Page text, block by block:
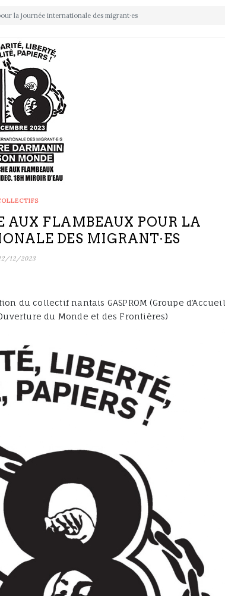
la journée internationale des migrant·es
AUX FLAMBEAUX POUR LA
DES MIGRANT·ES
12/2023
du collectif nantais GASPROM (Groupe d’Accueil,
du Monde et des Frontières)